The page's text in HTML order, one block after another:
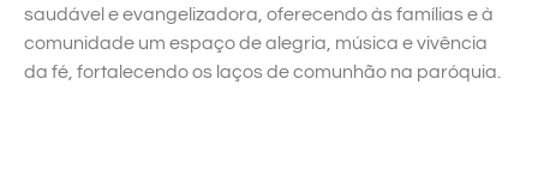
saudável e evangelizadora, oferecendo às famílias e à
comunidade um espaço de alegria, música e vivência
da fé, fortalecendo os laços de comunhão na paróquia.